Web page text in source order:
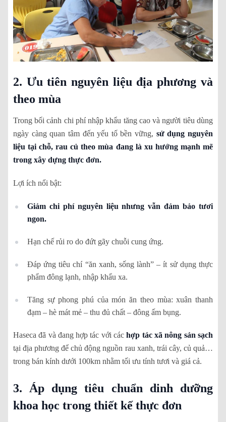
2. Ưu tiên nguyên liệu địa phương và
theo mùa
Trong bối cảnh chi phí nhập khẩu tăng cao và người tiêu dùng
ngày càng quan tâm đến yếu tố bền vững, sử dụng nguyên
liệu tại chỗ, rau củ theo mùa đang là xu hướng mạnh mẽ
trong xây dựng thực đơn.
Lợi ích nổi bật:
Giảm chi phí nguyên liệu nhưng vẫn đảm bảo tươi
ngon.
Hạn chế rủi ro do đứt gãy chuỗi cung ứng.
Đáp ứng tiêu chí “ăn xanh, sống lành” – ít sử dụng thực
phẩm đông lạnh, nhập khẩu xa.
Tăng sự phong phú của món ăn theo mùa: xuân thanh
đạm – hè mát mẻ – thu đủ chất – đông ấm bụng.
Haseca đã và đang hợp tác với cáchợp tác xã nông sản sạch
tại địa phương để chủ động nguồn rau xanh, trái cây, củ quả…
trong bán kính dưới 100km nhằm tối ưu tính tươi và giá cả.
3. Áp dụng tiêu chuẩn dinh dưỡng
khoa học trong thiết kế thực đơn